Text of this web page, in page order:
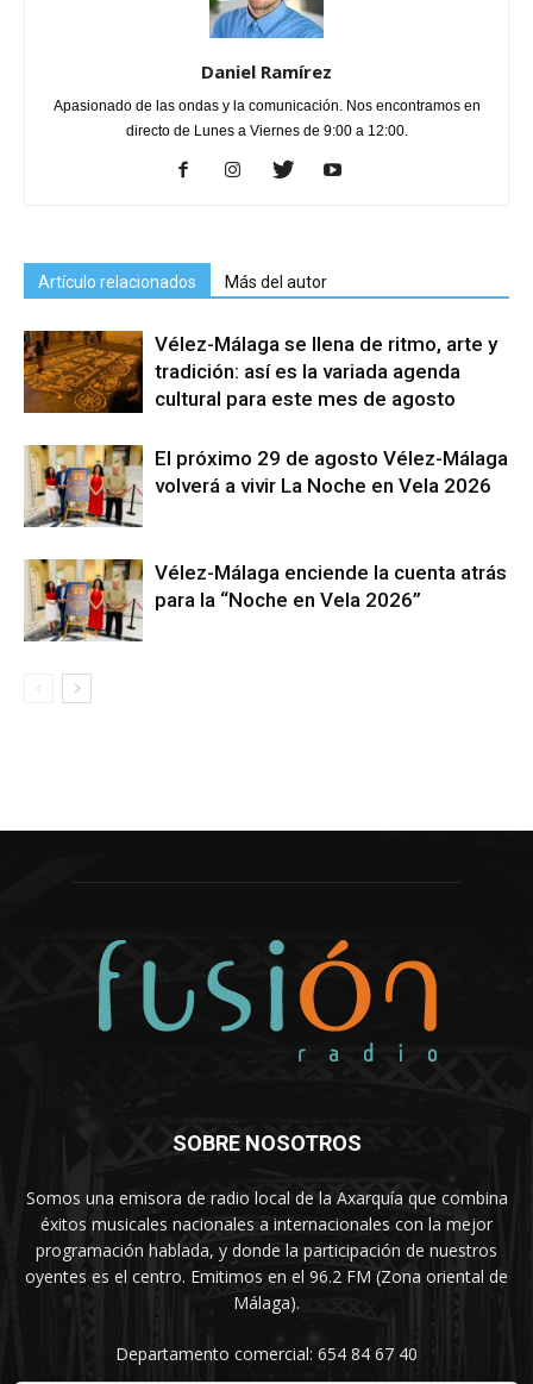
Daniel Ramírez
Apasionado de las ondas y la comunicación. Nos encontramos en
directo de Lunes a Viernes de 9:00 a 12:00.
Artículo relacionados Más del autor
Vélez-Málaga se llena de ritmo, arte y
tradición: así es la variada agenda
cultural para este mes de agosto
El próximo 29 de agosto Vélez-Málaga
volverá a vivir La Noche en Vela 2026
Vélez-Málaga enciende la cuenta atrás
para la “Noche en Vela 2026”
SOBRE NOSOTROS
Somos una emisora de radio local de la Axarquía que combina
éxitos musicales nacionales a internacionales con la mejor
programación hablada, y donde la participación de nuestros
oyentes es el centro. Emitimos en el 96.2 FM (Zona oriental de
Málaga).
Departamento comercial: 654 84 67 40